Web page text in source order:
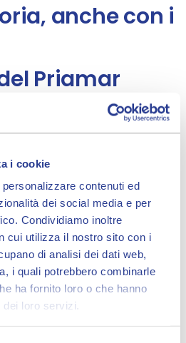
i cookie
contenuti ed
dei social media e per
Condividiamo inoltre
cui utilizza il nostro sito con i
di analisi dei dati web,
i quali potrebbero combinarle
ha fornito loro o che hanno
loro servizi.
anche con i
Priamar
panoramica su un
sul mare, la
domina il paesaggio
mole severa e
che trasforma la
lasciando ai
immaginare di essere
un'epoca lontana.
Ceramica per